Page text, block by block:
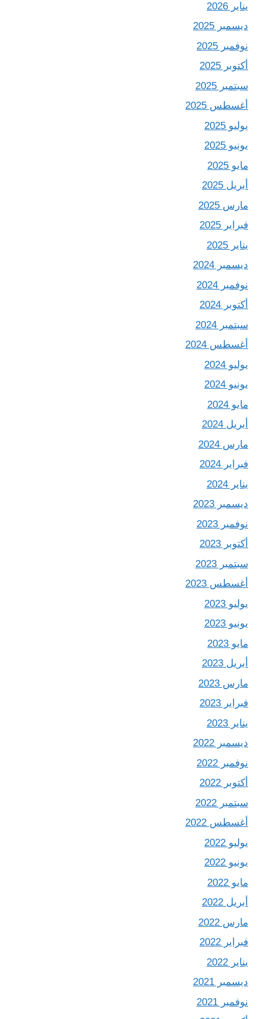
يناير 2026
ديسمبر 2025
نوفمبر 2025
أكتوبر 2025
سبتمبر 2025
أغسطس 2025
يوليو 2025
يونيو 2025
مايو 2025
أبريل 2025
مارس 2025
فبراير 2025
يناير 2025
ديسمبر 2024
نوفمبر 2024
أكتوبر 2024
سبتمبر 2024
أغسطس 2024
يوليو 2024
يونيو 2024
مايو 2024
أبريل 2024
مارس 2024
فبراير 2024
يناير 2024
ديسمبر 2023
نوفمبر 2023
أكتوبر 2023
سبتمبر 2023
أغسطس 2023
يوليو 2023
يونيو 2023
مايو 2023
أبريل 2023
مارس 2023
فبراير 2023
يناير 2023
ديسمبر 2022
نوفمبر 2022
أكتوبر 2022
سبتمبر 2022
أغسطس 2022
يوليو 2022
يونيو 2022
مايو 2022
أبريل 2022
مارس 2022
فبراير 2022
يناير 2022
ديسمبر 2021
نوفمبر 2021